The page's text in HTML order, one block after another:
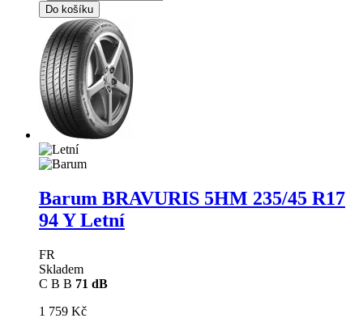
Do košíku
Barum BRAVURIS 5HM 235/45 R17
94 Y Letní
FR
Skladem
C B B 71 dB
1 759 Kč